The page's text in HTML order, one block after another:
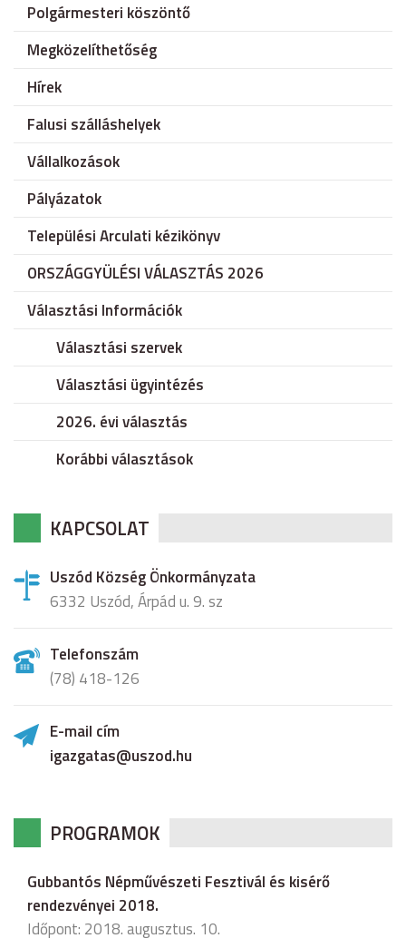
Polgármesteri köszöntő
Megközelíthetőség
Hírek
Falusi szálláshelyek
Vállalkozások
Pályázatok
Települési Arculati kézikönyv
ORSZÁGGYÜLÉSI VÁLASZTÁS 2026
Választási Információk
Választási szervek
Választási ügyintézés
2026. évi választás
Korábbi választások
KAPCSOLAT
Uszód Község Önkormányzata
6332 Uszód, Árpád u. 9. sz
Telefonszám
(78) 418-126
E-mail cím
igazgatas@uszod.hu
PROGRAMOK
Gubbantós Népművészeti Fesztivál és kisérő
rendezvényei 2018.
Időpont: 2018. augusztus. 10.